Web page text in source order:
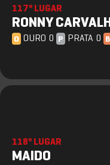
117º LUGAR
RONNY
O OURO 0 P PRATA 0 B
118º LUGAR
MAIDO